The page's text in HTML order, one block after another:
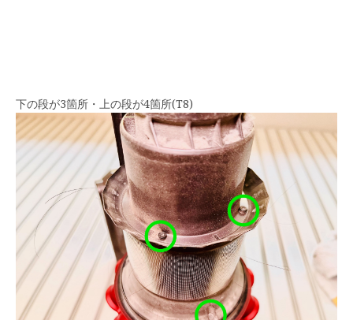
下の段が3箇所・上の段が4箇所(T8)